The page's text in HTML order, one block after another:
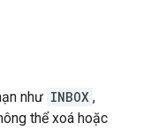
như INBOX ,
thể xoá hoặc